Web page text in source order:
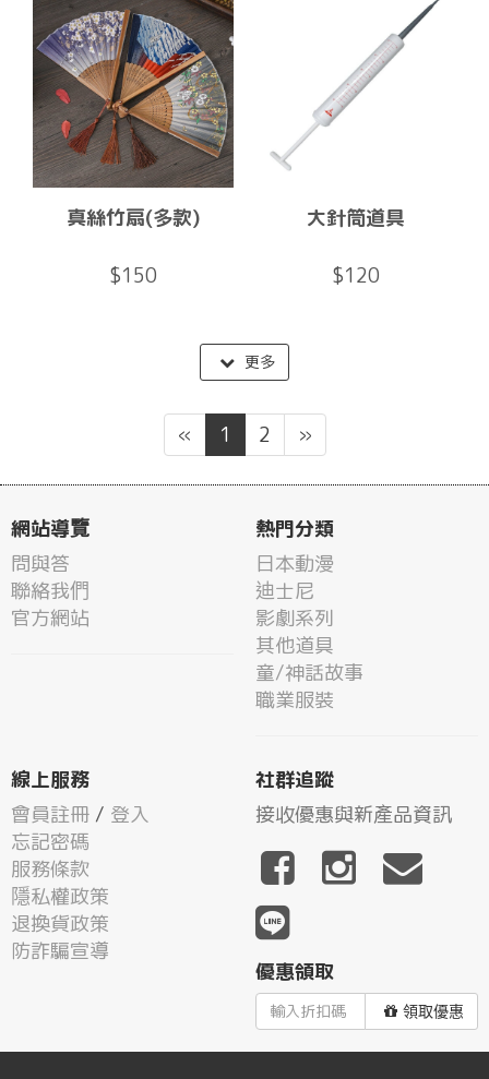
真絲竹扇(多款)
$150
大針筒道具
$120
更多
« 1 2 »
網站導覽
問與答
聯絡我們
官方網站
熱門分類
日本動漫
迪士尼
影劇系列
其他道具
童/神話故事
職業服裝
線上服務
會員註冊 / 登入
忘記密碼
服務條款
隱私權政策
退換貨政策
防詐騙宣導
社群追蹤
接收優惠與新產品資訊
優惠領取
領取優惠